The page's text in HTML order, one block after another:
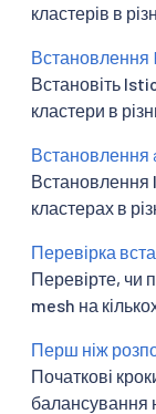
кластерів в
Встановлення
Встановіть
кластери в
Встановлення
Встановлення
кластерах в
Перевірка
Перевірте, чи
mesh на
Перш ніж
Початкові
балансування